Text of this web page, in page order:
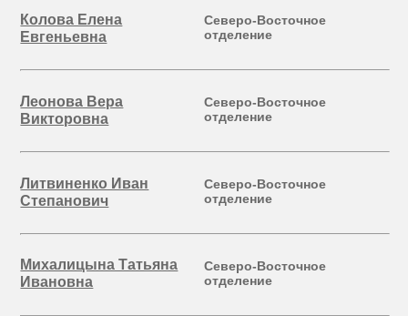
Колова Елена
Евгеньевна
Северо-Восточное
отделение
Леонова Вера
Викторовна
Северо-Восточное
отделение
Литвиненко Иван
Степанович
Северо-Восточное
отделение
Михалицына Татьяна
Ивановна
Северо-Восточное
отделение